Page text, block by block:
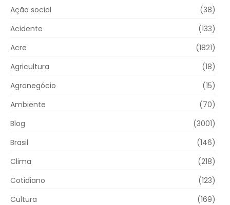
Ação social
(38)
Acidente
(133)
Acre
(1821)
Agricultura
(18)
Agronegócio
(15)
Ambiente
(70)
Blog
(3001)
Brasil
(146)
Clima
(218)
Cotidiano
(123)
Cultura
(169)